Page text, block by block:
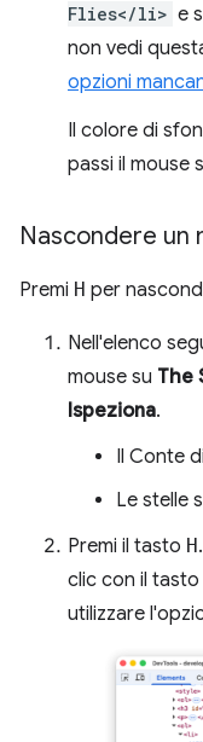
Flies</li> e
non vedi
opzioni
Il colore di
passi il mouse
Nascondere un
Premi H per
Nell'elenco
mouse su The
Ispeziona.
Il Conte
Le stelle
Premi il tasto H
clic con il
utilizzare